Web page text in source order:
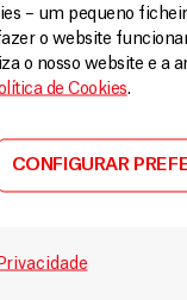
– um pequeno
o website
o nosso website e a
de Cookies.
CONFIGURAR